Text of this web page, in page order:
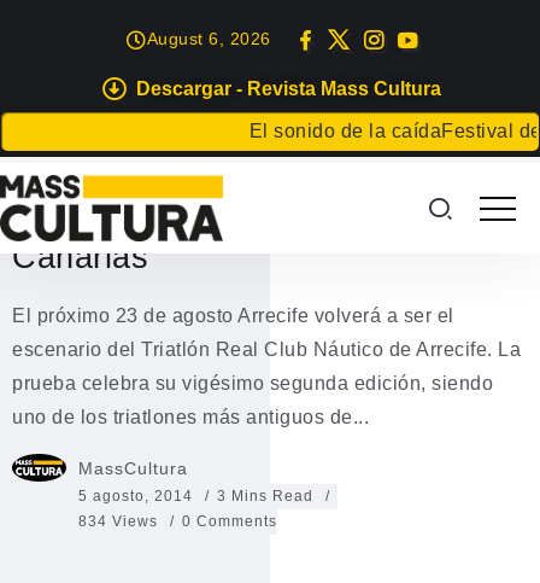
Descargar - Revista Mass Cultura
El sonido de la caídaFestival de
August 6, 2026
DEPORTES
El XXII Triatlón Real Club Náutico
de Arrecife el más antiguo de
Canarias
El próximo 23 de agosto Arrecife volverá a ser el
escenario del Triatlón Real Club Náutico de Arrecife. La
prueba celebra su vigésimo segunda edición, siendo
uno de los triatlones más antiguos de...
MassCultura
5 agosto, 2014
3 Mins Read
834 Views
0 Comments